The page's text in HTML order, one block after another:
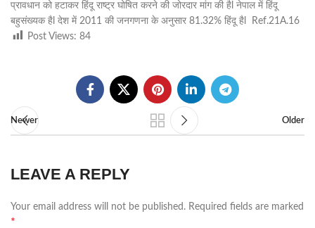
प्रावधान को हटाकर हिंदू राष्ट्र घोषित करने की जोरदार मांग की हैl नेपाल में हिंदू
बहुसंख्यक हैl देश में 2011 की जनगणना के अनुसार 81.32% हिंदू हैl Ref.21A.16
Post Views: 84
Newer Older
LEAVE A REPLY
Your email address will not be published. Required fields are marked
*